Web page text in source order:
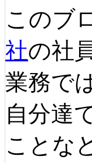
このブ
社の社
業務で
自分達
ことな